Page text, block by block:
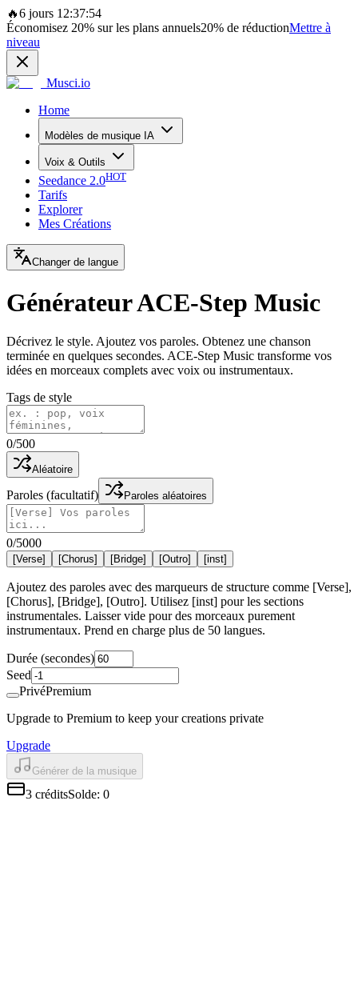
🔥6 jours 12:37:54
Économisez 20% sur les plans annuels20% de réductionMettre à
niveau
Musci.io
Home
Modèles de musique IA
Voix & Outils
Seedance 2.0HOT
Tarifs
Explorer
Mes Créations
Changer de langue
Générateur ACE-Step Music
Décrivez le style. Ajoutez vos paroles. Obtenez une chanson
terminée en quelques secondes. ACE-Step Music transforme vos
idées en morceaux complets avec voix ou instrumentaux.
Tags de style
0/500
Aléatoire
Paroles (facultatif) Paroles aléatoires
0/5000
[Verse] [Chorus] [Bridge] [Outro] [inst]
Ajoutez des paroles avec des marqueurs de structure comme [Verse],
[Chorus], [Bridge], [Outro]. Utilisez [inst] pour les sections
instrumentales. Laisser vide pour des morceaux purement
instrumentaux. Prend en charge plus de 50 langues.
Durée (secondes)
Seed
PrivéPremium
Upgrade to Premium to keep your creations private
Upgrade
Générer de la musique
3 créditsSolde: 0